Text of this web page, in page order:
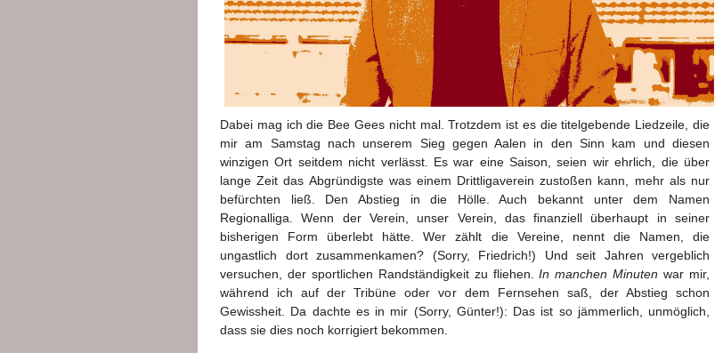
Dabei mag ich die Bee Gees nicht mal. Trotzdem ist es die titelgebende Liedzeile, die
mir am Samstag nach unserem Sieg gegen Aalen in den Sinn kam und diesen
winzigen Ort seitdem nicht verlässt. Es war eine Saison, seien wir ehrlich, die über
lange Zeit das Abgründigste was einem Drittligaverein zustoßen kann, mehr als nur
befürchten ließ. Den Abstieg in die Hölle. Auch bekannt unter dem Namen
Regionalliga. Wenn der Verein, unser Verein, das finanziell überhaupt in seiner
bisherigen Form überlebt hätte. Wer zählt die Vereine, nennt die Namen, die
ungastlich dort zusammenkamen? (Sorry, Friedrich!) Und seit Jahren vergeblich
versuchen, der sportlichen Randständigkeit zu fliehen.In manchen Minuten war mir,
während ich auf der Tribüne oder vor dem Fernsehen saß, der Abstieg schon
Gewissheit. Da dachte es in mir (Sorry, Günter!): Das ist so jämmerlich, unmöglich,
dass sie dies noch korrigiert bekommen.